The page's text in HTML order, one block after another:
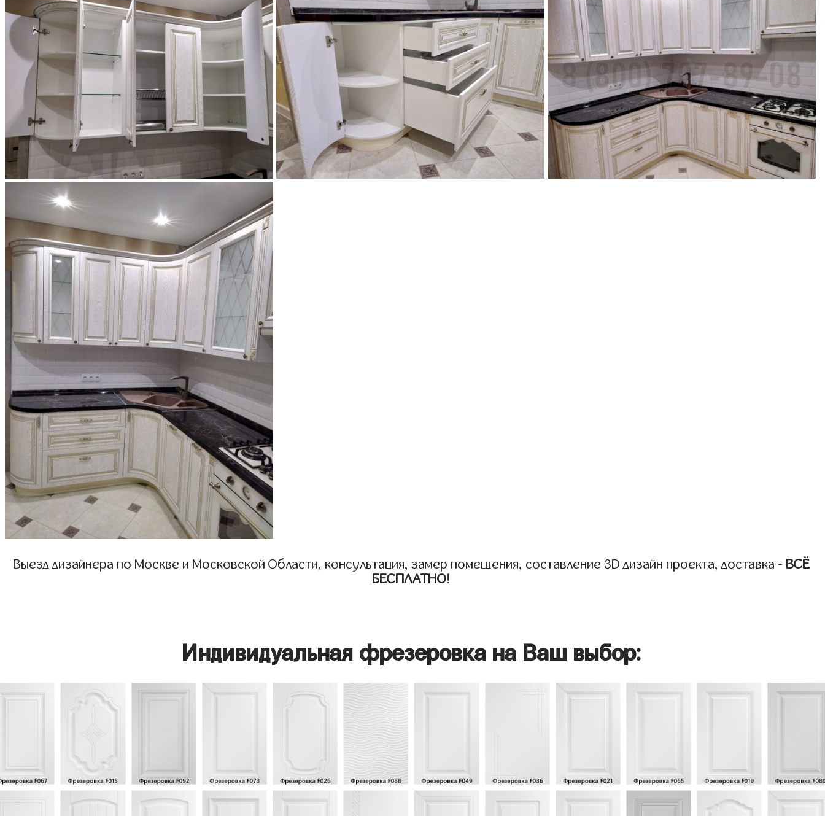
Выезд дизайнера по Москве и Московской Области, консультация, замер помещения, составление 3D дизайн проекта, доставка - ВСЁ
БЕСПЛАТНО!
Индивидуальная фрезеровка на Ваш выбор: